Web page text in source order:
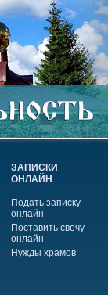
ЗАПИСКИ
ОНЛАЙН
Подать записку
онлайн
Поставить свечу
онлайн
Нужды храмов